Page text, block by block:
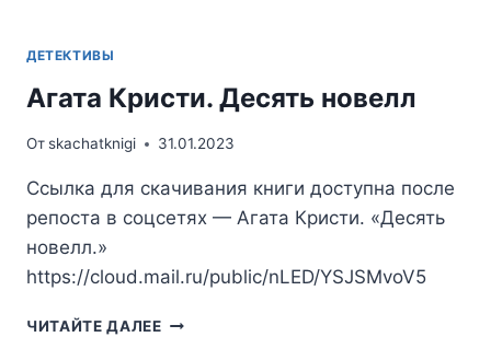
ДЕТЕКТИВЫ
Агата Кристи. Десять новелл
Отskachatknigi 31.01.2023
Ссылка для скачивания книги доступна после
репоста в соцсетях — Агата Кристи. «Десять
новелл.»
https://cloud.mail.ru/public/nLED/YSJSMvoV5
ЧИТАЙТЕ ДАЛЕЕ АГАТА